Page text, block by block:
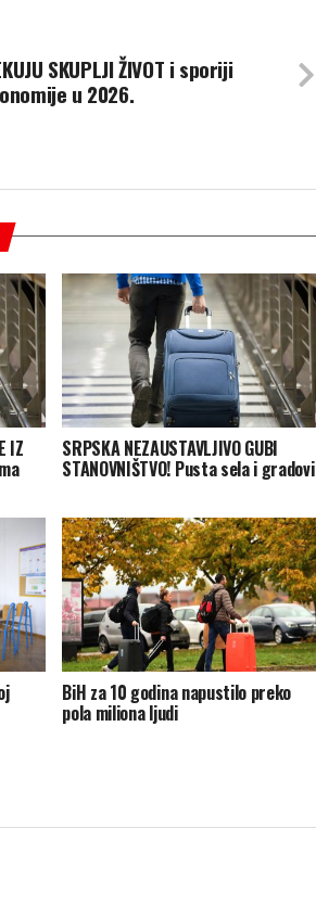
SKUPLJI ŽIVOT i sporiji
u 2026.
IZ SRPSKA NEZAUSTAVLJIVO GUBI
STANOVNIŠTVO! Pusta sela i gradovi
BiH za 10 godina napustilo preko
pola miliona ljudi